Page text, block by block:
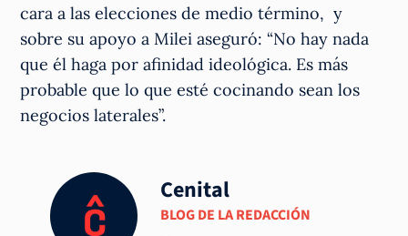
cara a las elecciones de medio término, y
sobre su apoyo a Milei aseguró: “No hay nada
que él haga por afinidad ideológica. Es más
probable que lo que esté cocinando sean los
negocios laterales”.
Cenital
BLOG DE LA REDACCIÓN